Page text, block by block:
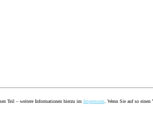
Teil – weitere Informationen hierzu im Impressum . Wenn Sie auf so